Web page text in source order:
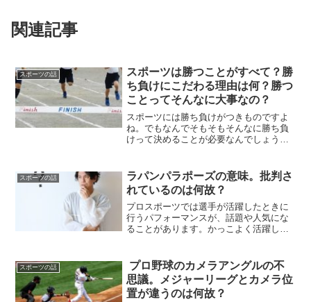
関連記事
スポーツの話
スポーツは勝つことがすべて？勝
ち負けにこだわる理由は何？勝つ
ことってそんなに大事なの？
スポーツには勝ち負けがつきものですよ
ね。でもなんでそもそもそんなに勝ち負
けって決めることが必要なんでしょう
は？など、人それぞれ個々の価値観や意
見があると思います。
スポーツの話
ラパンパラポーズの意味。批判さ
れているのは何故？
プロスポーツでは選手が活躍したときに
行うパフォーマンスが、話題や人気にな
ることがあります。かっこよく活躍して
神タイガースのジェフリー・マルテ選手
の行うラパンパラポーズというパフォー
マンスが話題になり、注目を集めていま
す。
スポーツの話
プロ野球のカメラアングルの不
思議。メジャーリーグとカメラ位
置が違うのは何故？